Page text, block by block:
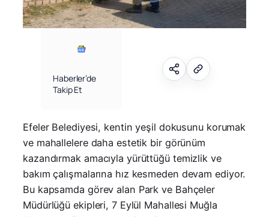
Haberler’de
Takip Et
Efeler Belediyesi, kentin yeşil dokusunu korumak
ve mahallelere daha estetik bir görünüm
kazandırmak amacıyla yürüttüğü temizlik ve
bakım çalışmalarına hız kesmeden devam ediyor.
Bu kapsamda görev alan Park ve Bahçeler
Müdürlüğü ekipleri, 7 Eylül Mahallesi Muğla